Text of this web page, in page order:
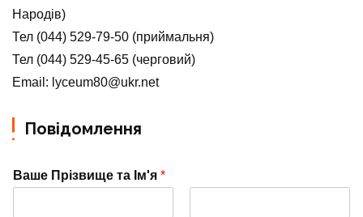
Народів)
Тел (044) 529-79-50 (приймальня)
Тел (044) 529-45-65 (черговий)
Email: lyceum80@ukr.net
Повідомлення
Ваше Прізвище та Ім'я *